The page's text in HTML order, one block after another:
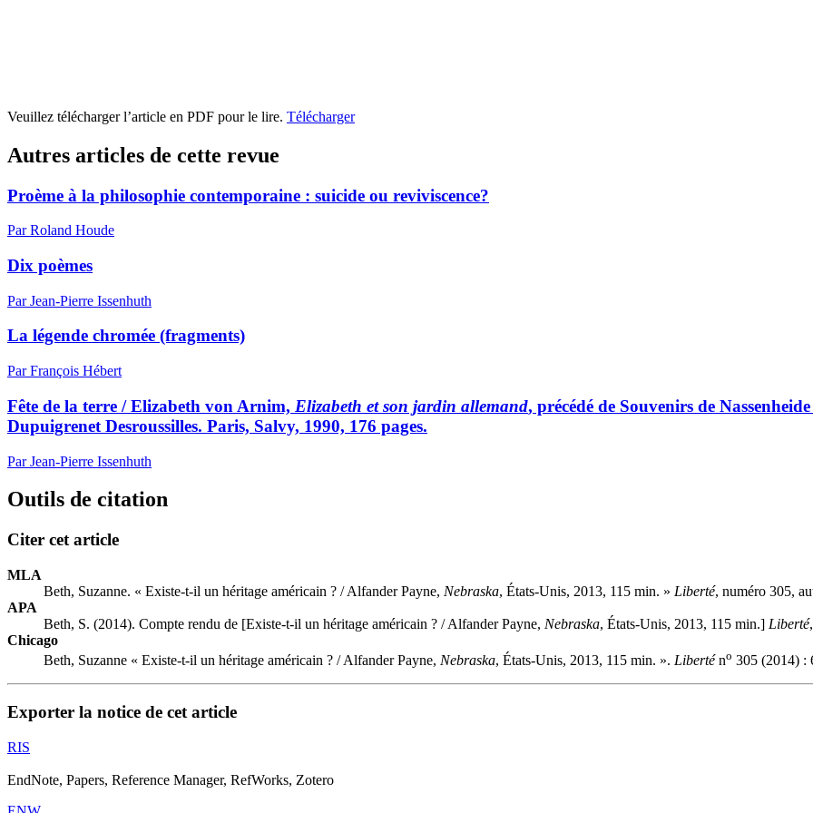
Veuillez télécharger l’article en PDF pour le lire. Télécharger
Autres articles de cette revue
Proème à la philosophie contemporaine : suicide ou reviviscence?
Par Roland Houde
Dix poèmes
Par Jean-Pierre Issenhuth
La légende chromée (fragments)
Par François Hébert
Fête de la terre / Elizabeth von Arnim, Elizabeth et son jardin allemand, précédé de Souvenirs de
Dupuigrenet Desroussilles. Paris, Salvy, 1990, 176 pages.
Par Jean-Pierre Issenhuth
Outils de citation
Citer cet article
MLA
Beth, Suzanne. « Existe-t-il un héritage américain ? / Alfander Payne, Nebraska, États-Unis, 2013, 115 min. » Liberté, numéro 305,
APA
Beth, S. (2014). Compte rendu de [Existe-t-il un héritage américain ? / Alfander Payne, Nebraska, États-Unis, 2013, 115 min.] Liberté
Chicago
Beth, Suzanne « Existe-t-il un héritage américain ? / Alfander Payne, Nebraska, États-Unis, 2013, 115 min. ». Liberténo 305 (2014) :
Exporter la notice de cet article
RIS
EndNote, Papers, Reference Manager, RefWorks, Zotero